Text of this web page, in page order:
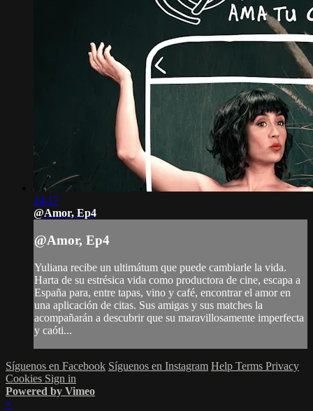
24:17
@Amor, Ep4
@Amor, Ep4
Yuliana recibe un ultimátum que puede cambiarle la vida.
Harta de su estrésica vida como productora de cine, escapa a
España para, entre tapas, vino y café, encontrar el amor en
una aplicación de citas. Sus amigas y sus matches la
acompañarán a descubrir que su maravillosamente imperfecta
y caóti...
Síguenos en Facebook Síguenos en Instagram Help Terms Privacy
Cookies Sign in
Powered by Vimeo
×